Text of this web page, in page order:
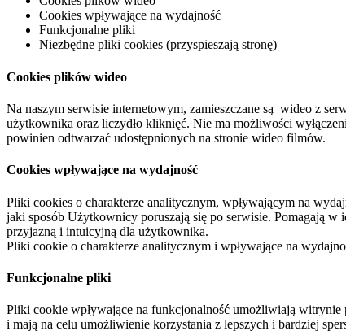
Cookies wpływające na wydajność
Funkcjonalne pliki
Niezbędne pliki cookies (przyspieszają stronę)
Cookies plików wideo
Na naszym serwisie internetowym, zamieszczane są wideo z
użytkownika oraz liczydło kliknięć. Nie ma możliwości
powinien odtwarzać udostępnionych na stronie wideo filmów.
Cookies wpływające na wydajność
Pliki cookies o charakterze analitycznym, wpływającym na
jaki sposób Użytkownicy poruszają się po serwisie. Pomagają
przyjazną i intuicyjną dla użytkownika.
Pliki cookie o charakterze analitycznym i wpływające na
Funkcjonalne pliki
Pliki cookie wpływające na funkcjonalność umożliwiają
i mają na celu umożliwienie korzystania z lepszych i bardziej